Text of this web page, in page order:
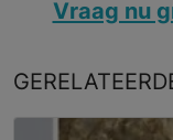
Vraag nu